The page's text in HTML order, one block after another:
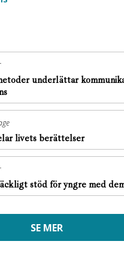
underlättar
livets berättelser
stöd för yngre med
SE MER